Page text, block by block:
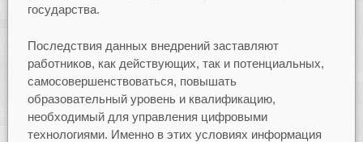
государства.
Последствия данных внедрений заставляют
работников, как действующих, так и потенциальных,
самосовершенствоваться, повышать
образовательный уровень и квалификацию,
необходимый для управления цифровыми
технологиями. Именно в этих условиях информация